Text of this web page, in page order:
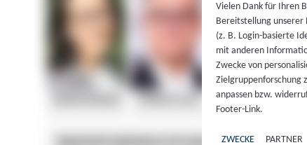
Vielen Dank für Ihren
Bereitstellung unserer
(z. B. Login-basierte
mit anderen
Zwecke von
Zielgruppenforschung
anpassen bzw.
Footer-Link.
ZWECKE PARTNER